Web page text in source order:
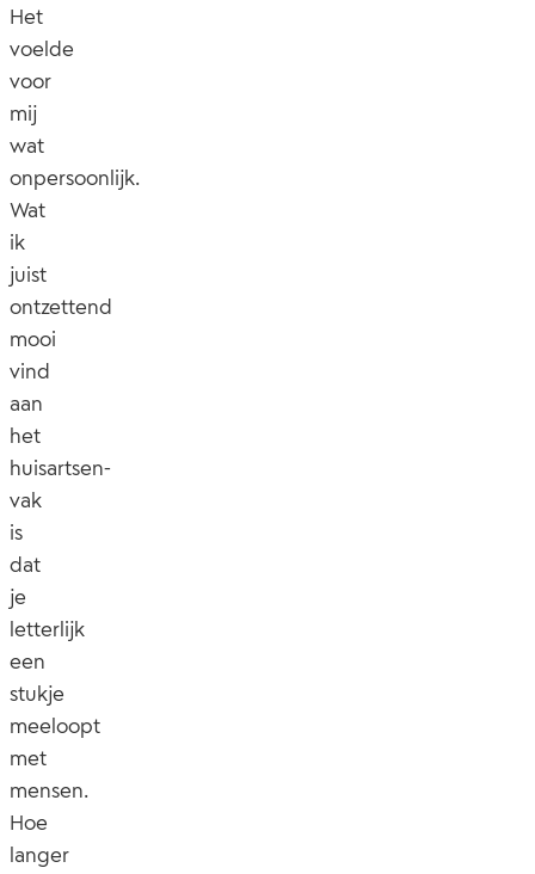
Het
voelde
voor
mij
wat
onpersoonlijk.
Wat
ik
juist
ontzettend
mooi
vind
aan
het
huisartsen-
vak
is
dat
je
letterlijk
een
stukje
meeloopt
met
mensen.
Hoe
langer